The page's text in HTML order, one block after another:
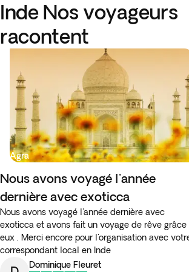
Inde Nos voyageurs
racontent
Agra
Nous avons voyagé l'année
dernière avec exoticca
Nous avons voyagé l'année dernière avec
exoticca et avons fait un voyage de rêve grâce
eux . Merci encore pour l'organisation avec
correspondant local en Inde
Dominique Fleuret